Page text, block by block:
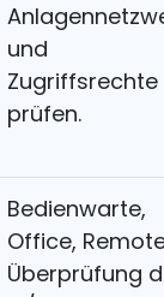
und
Zugriffsrechte
prüfen.
Bedienwarte,
Office,
Überprüfung